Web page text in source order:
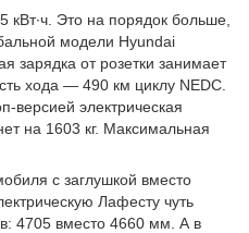
Это на порядок больше,
модели Hyundai
зарядка от розетки занимает
хода — 490 км циклу NEDC.
версией электрическая
на 1603 кг. Максимальная
с заглушкой вместо
Лафесту чуть
4705 вместо 4660 мм. А в